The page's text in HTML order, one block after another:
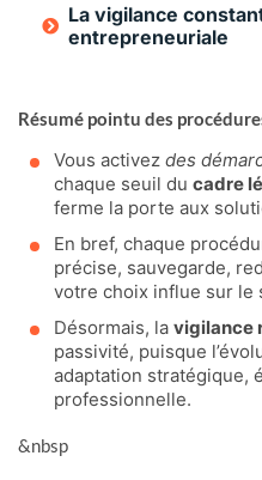
Résumé pointu des
Vous activez des
chaque seuil du cadre
ferme la porte aux
En bref, chaque
précise, sauvegarde,
votre choix influe sur le
Désormais, la vigilance
passivité, puisque
adaptation stratégique,
professionnelle.
&nbsp
La vigilance
entrepreneuriale